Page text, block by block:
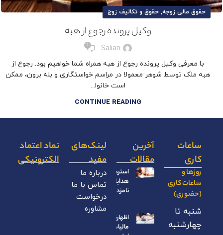
حقوق مالی زوجه, حقوق و تکالیف زوج
وکیل پرونده رجوع از هبه
Salian
1
با معرفی وکیل پرونده رجوع از هبه همراه شما خواهیم بود. رجوع از
هبه ملک توسط شوهر معمولا در مراسم خواستگاری و بله برون، ممکن
است خانوا...
CONTINUE READING
ساعات
کاری
روزها و
ساعات کاری
(حضوری)
شنبه تا
چهارشنبه
آخرین
مقالات
استرداد
هدایای
نامزدی
اظهارنامه
مالیات بر
لینک‌های
مفید
درباره ما
تماس با ما
درخواست
مشاوره
نماد اعتماد
الکترونیکی